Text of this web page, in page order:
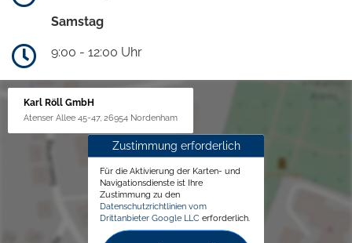
Samstag
9:00 - 12:00 Uhr
Karl Röll GmbH
Atenser Allee 45-47, 26954 Nordenham
Zustimmung erforderlich
Für die Aktivierung der Karten- und
Navigationsdienste ist Ihre
Zustimmung zu den
Datenschutzrichtlinien vom
Drittanbieter Google LLC erforderlich.